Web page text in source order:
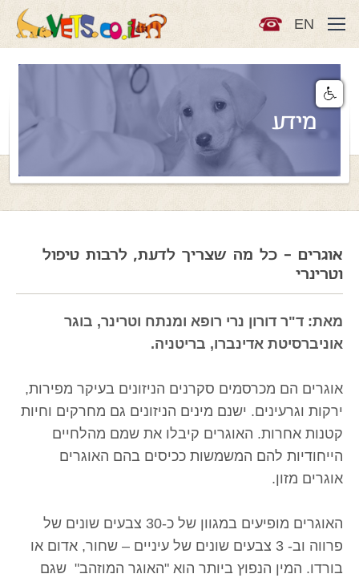
EN
מידע
אוגרים - כל מה שצריך לדעת, לרבות טיפול
וטרינרי
מאת: ד"ר דורון נרי רופא ומנתח וטרינר, בוגר
אוניברסיטת אדינברו, בריטניה.
אוגרים הם מכרסמים סקרנים הניזונים בעיקר מפירות,
ירקות וגרעינים. ישנם מינים הניזונים גם מחרקים וחיות
קטנות אחרות. האוגרים קיבלו את שמם מהלחיים
הייחודיות להם המשמשות ככיסים בהם האוגרים
אוגרים מזון.
האוגרים מופיעים במגוון של כ-30 צבעים שונים של
פרווה וב- 3 צבעים שונים של עיניים – שחור, אדום או
בורדו. המין הנפוץ ביותר הוא "האוגר המוזהב" שגם